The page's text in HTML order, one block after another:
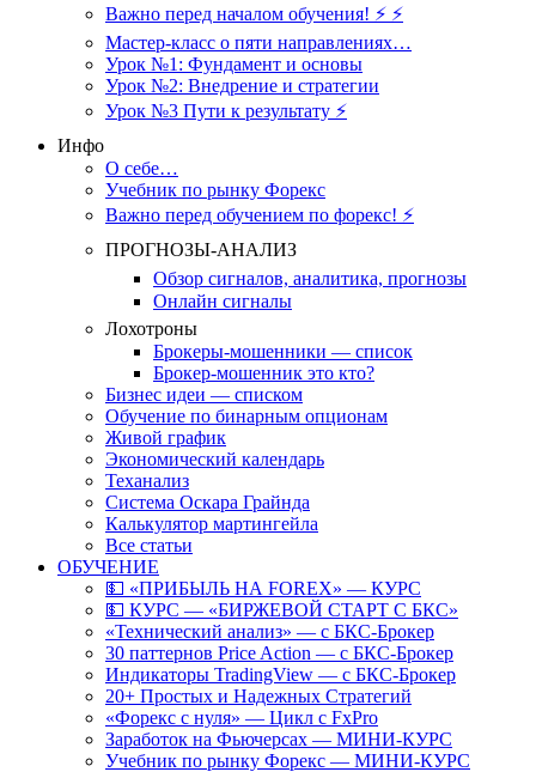
Важно перед началом обучения! ⚡ ⚡
Мастер-класс о пяти направлениях…
Урок №1: Фундамент и основы
Урок №2: Внедрение и стратегии
Урок №3 Пути к результату ⚡️
Инфо
О себе…
Учебник по рынку Форекс
Важно перед обучением по форекс! ⚡
ПРОГНОЗЫ-АНАЛИЗ
Обзор сигналов, аналитика, прогнозы
Онлайн сигналы
Лохотроны
Брокеры-мошенники — список
Брокер-мошенник это кто?
Бизнес идеи — списком
Обучение по бинарным опционам
Живой график
Экономический календарь
Теханализ
Система Оскара Грайнда
Калькулятор мартингейла
Все статьи
ОБУЧЕНИЕ
💵 «ПРИБЫЛЬ НА FOREX» — КУРС
💵 КУРС — «БИРЖЕВОЙ СТАРТ С БКС»
«Технический анализ» — с БКС-Брокер
30 паттернов Price Action — с БКС-Брокер
Индикаторы TradingView — с БКС-Брокер
20+ Простых и Надежных Стратегий
«Форекс с нуля» — Цикл с FxPro
Заработок на Фьючерсах — МИНИ-КУРС
Учебник по рынку Форекс — МИНИ-КУРС